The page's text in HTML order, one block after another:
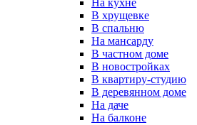
На кухне
В хрущевке
В спальню
На мансарду
В частном доме
В новостройках
В квартиру-студию
В деревянном доме
На даче
На балконе